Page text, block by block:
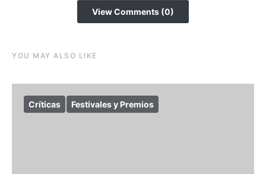
View Comments (0)
YOU MAY ALSO LIKE
Críticas Festivales y Premios